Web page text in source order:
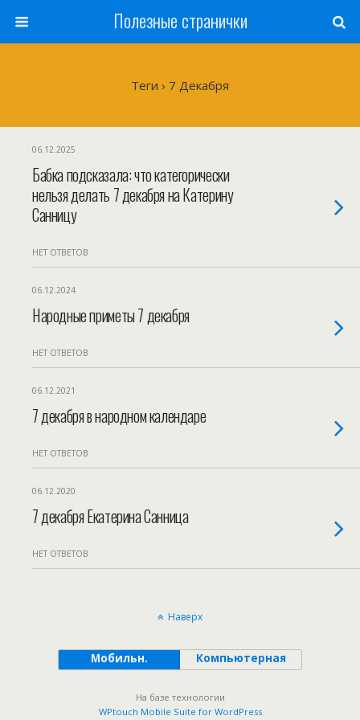
Полезные странички
Теги › 7 Декабря
06.12.2025
Бабка подсказала: что категорически
нельзя делать 7 декабря на Катерину
Санницу
НЕТ ОТВЕТОВ
06.12.2024
Народные приметы 7 декабря
НЕТ ОТВЕТОВ
06.12.2021
7 декабря в народном календаре
НЕТ ОТВЕТОВ
06.12.2020
7 декабря Екатерина Санница
НЕТ ОТВЕТОВ
Наверх
Мобильн. Компьютерная
На базе технологии
WPtouch Mobile Suite for WordPress